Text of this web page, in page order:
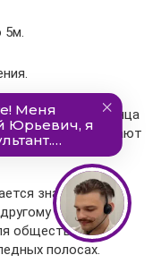
в 15м от конца
обозначают
знаком 5.18, и
транспорту.
общественного
полосах.